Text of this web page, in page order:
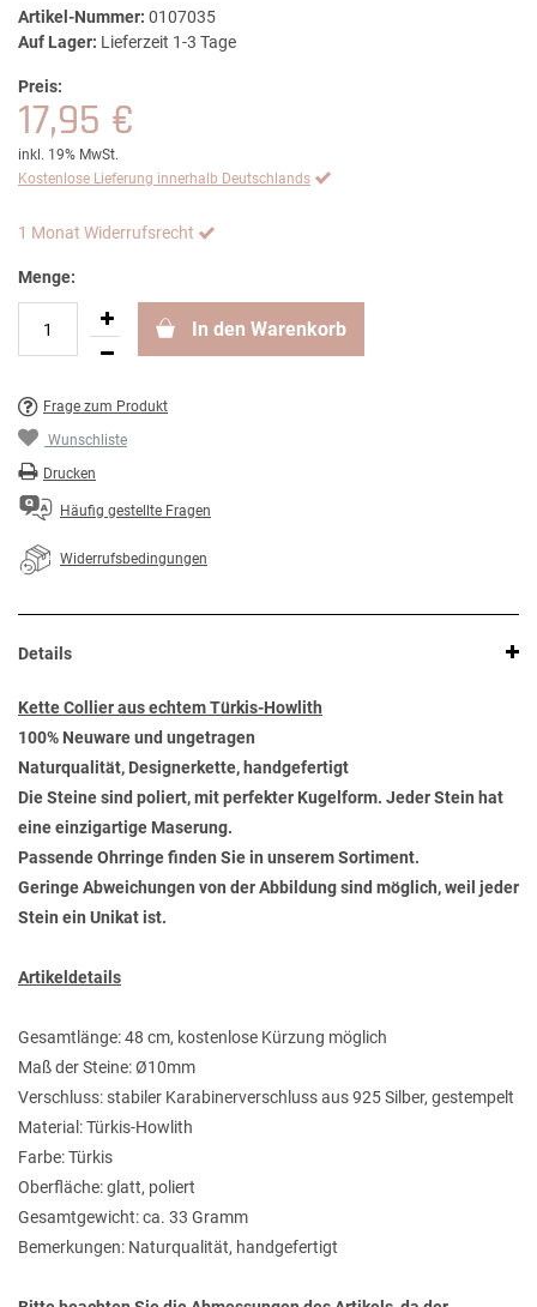
Artikel-Nummer: 0107035
Auf Lager: Lieferzeit 1-3 Tage
Preis:
17,95 €
inkl. 19% MwSt.
Kostenlose Lieferung innerhalb Deutschlands
1 Monat Widerrufsrecht
Menge:
In den Warenkorb
Frage zum Produkt
Wunschliste
Drucken
Häufig gestellte Fragen
Widerrufsbedingungen
Details
Kette Collier aus echtem Türkis-Howlith
100% Neuware und ungetragen
Naturqualität, Designerkette, handgefertigt
Die Steine sind poliert, mit perfekter Kugelform. Jeder Stein hat
eine einzigartige Maserung.
Passende Ohrringe finden Sie in unserem Sortiment.
Geringe Abweichungen von der Abbildung sind möglich, weil jeder
Stein ein Unikat ist.
Artikeldetails
Gesamtlänge: 48 cm, kostenlose Kürzung möglich
Maß der Steine: Ø10mm
Verschluss: stabiler Karabinerverschluss aus 925 Silber, gestempelt
Material: Türkis-Howlith
Farbe: Türkis
Oberfläche: glatt, poliert
Gesamtgewicht: ca. 33 Gramm
Bemerkungen: Naturqualität, handgefertigt